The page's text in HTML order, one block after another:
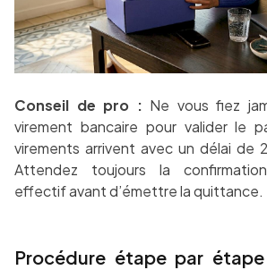
Conseil de pro : Ne vous fiez
virement bancaire pour valider le
virements arrivent avec un délai de
Attendez toujours la confirmation
effectif avant d’émettre la quittance.
Procédure étape par